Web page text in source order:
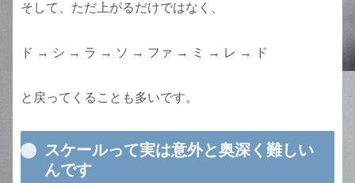
そして、ただ上がるだけではなく、
ド → シ → ラ → ソ → ファ → ミ → レ → ド
と戻ってくることも多いです。
スケールって実は意外と奥深く難しい
んです